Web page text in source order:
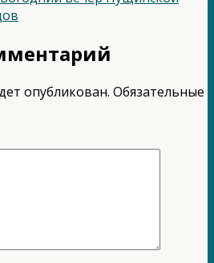
опубликован. Обязательные